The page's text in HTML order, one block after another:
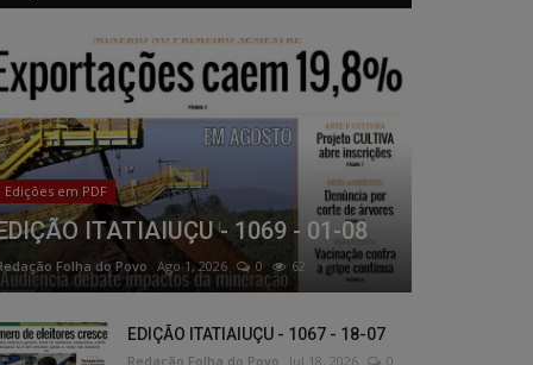
Edições em PDF
ITATIAIUÇU - 1069 - 01-08
Folha do Povo Ago 1, 2026 0 62
EDIÇÃO ITATIAIUÇU - 1067 - 18-07
Redação Folha do Povo Jul 18, 2026
0